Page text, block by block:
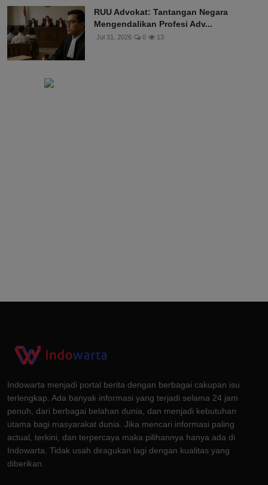
RUU Advokat: Tantangan Negara
Mengendalikan Profesi Adv...
Jul 31, 2026 0 13
Indowarta menjadi portal berita dengan berbagai cakupan isu
terlengkap. Ada banyak informasi yang terjadi selama 24 jam
penuh, dari berbagai belahan dunia, dan menjadi kebutuhan
utama bagi masyarakat dunia. Jika mencari informasi paling
actual, terkini, dan terpercaya maka pilihannya hanya ada di
Indowarta. Tidak usah diragukan lagi dengan kualitas yang
diberikan.